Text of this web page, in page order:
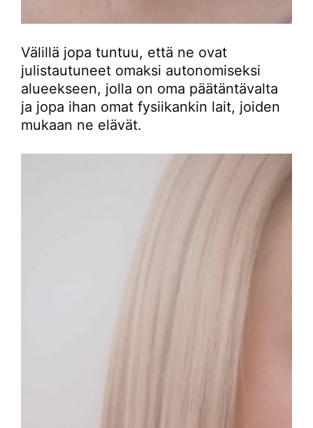
Välillä jopa tuntuu, että ne ovat
julistautuneet omaksi autonomiseksi
alueekseen, jolla on oma päätäntävalta
ja jopa ihan omat fysiikankin lait, joiden
mukaan ne elävät.